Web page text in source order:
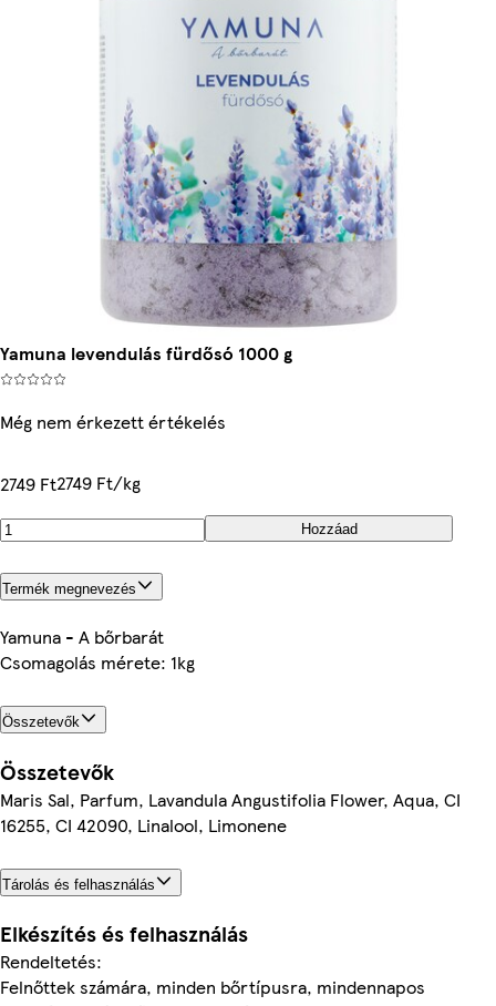
Yamuna levendulás fürdősó 1000 g
Még nem érkezett értékelés
2749 Ft2749 Ft/kg
Hozzáad
Termék megnevezés
Yamuna - A bőrbarát
Csomagolás mérete: 1kg
Összetevők
Összetevők
Maris Sal, Parfum, Lavandula Angustifolia Flower, Aqua, CI
16255, CI 42090, Linalool, Limonene
Tárolás és felhasználás
Elkészítés és felhasználás
Rendeltetés:
Felnőttek számára, minden bőrtípusra, mindennapos